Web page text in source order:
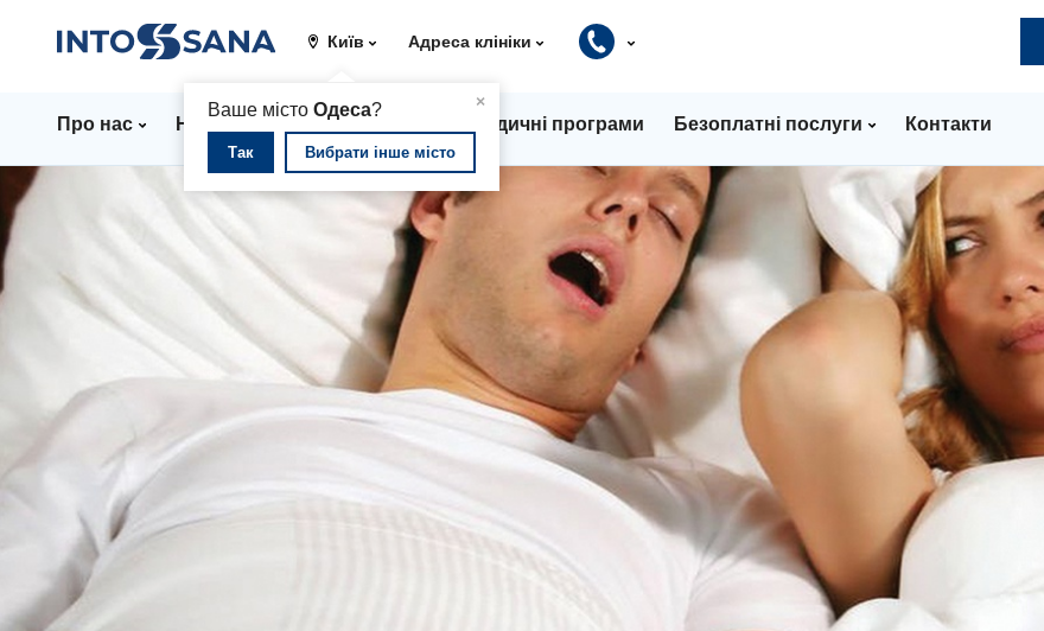
Київ
×
Ваше місто Одеса?
Так Вибрати інше місто
Адреса клініки
Про нас Напрямки Ціни Медичні програми Безоплатні послуги Контакти